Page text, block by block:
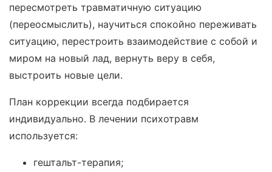
пересмотреть травматичную ситуацию
(переосмыслить), научиться спокойно переживать
ситуацию, перестроить взаимодействие с собой и
миром на новый лад, вернуть веру в себя,
выстроить новые цели.
План коррекции всегда подбирается
индивидуально. В лечении психотравм
используется:
гештальт-терапия;